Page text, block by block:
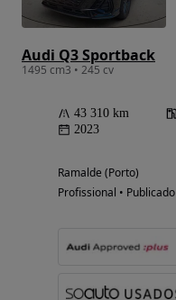
Audi Q3 Sportback
1495 cm3 • 245 cv
43 310 km
2023
Ramalde (Porto)
Profissional • Publicado